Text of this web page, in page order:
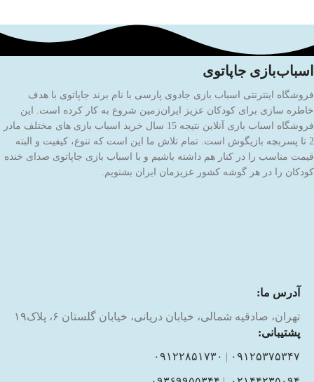
اسباب‌بازی جاپاتوی
فروشگاه اینترنتی اسباب بازی جادوی پارسی با نام برند جاپاتوی با هدف
خاطره سازی برای کودکان عزیز ایران‌زمین شروع به کار کرده است. این
فروشگاه اسباب بازی آنلاین نتیجه 15 سال خرید اسباب بازی های مختلف مادر
2 تا پسربچه بازیگوش است. تمام تلاش ما این است که تنوع، کیفیت و البته
قیمت مناسب را در کنار هم داشته باشیم و با اسباب بازی جاپاتوی صدای خنده
کودکان را در هر گوشه کشور عزیزمان ایران بشنویم.
آدرس ما:
تهران، صادقیه شمالی، خیابان دریانی، خیابان گلستان ۶، پلاک۱۹
پشتیبانی:
۰۹۱۲۵۳۷۵۳۴۷ | ۰۹۱۲۲۸۵۱۷۳۰